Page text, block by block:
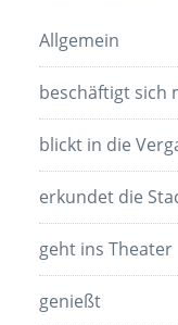
Allgemein
beschäftigt sich
blickt in die
erkundet die
geht ins Theater
genießt